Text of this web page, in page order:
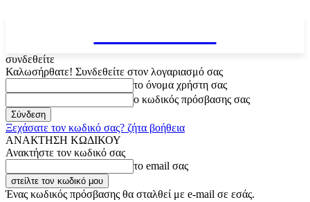
συνδεθείτε
Καλωσήρθατε! Συνδεθείτε στον λογαριασμό σας
το όνομα χρήστη σας
ο κωδικός πρόσβασης σας
Ξεχάσατε τον κωδικό σας? ζήτα βοήθεια
ΑΝΑΚΤΗΣΗ ΚΩΔΙΚΟΥ
Ανακτήστε τον κωδικό σας
το email σας
Ένας κωδικός πρόσβασης θα σταλθεί με e-mail σε εσάς.